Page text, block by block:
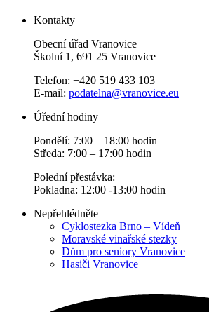
Kontakty
Obecní úřad Vranovice
Školní 1, 691 25 Vranovice
Telefon: +420 519 433 103
E-mail: podatelna@vranovice.eu
Úřední hodiny
Pondělí: 7:00 – 18:00 hodin
Středa: 7:00 – 17:00 hodin
Polední přestávka:
Pokladna: 12:00 -13:00 hodin
Nepřehlédněte
Cyklostezka Brno – Vídeň
Moravské vinařské stezky
Dům pro seniory Vranovice
Hasiči Vranovice